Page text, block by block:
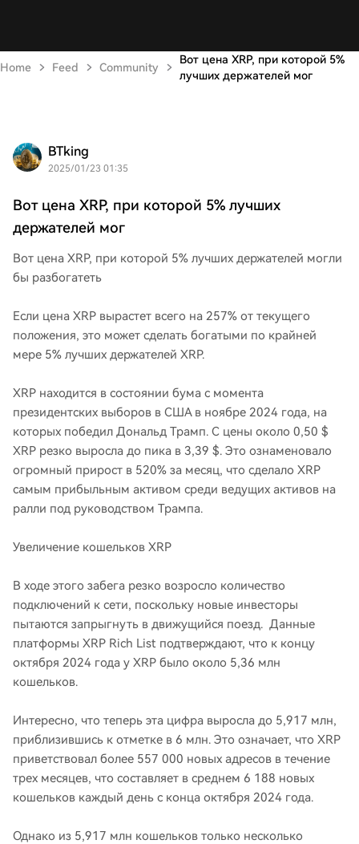
Home Feed Community
Вот цена XRP, при которой 5%
лучших держателей мог
BTking
2025/01/23 01:35
Вот цена XRP, при которой 5% лучших
держателей мог
Вот цена XRP, при которой 5% лучших держателей могли
бы разбогатеть
Если цена XRP вырастет всего на 257% от текущего
положения, это может сделать богатыми по крайней
мере 5% лучших держателей XRP.
XRP находится в состоянии бума с момента
президентских выборов в США в ноябре 2024 года, на
которых победил Дональд Трамп. С цены около 0,50 $
XRP резко выросла до пика в 3,39 $. Это ознаменовало
огромный прирост в 520% ​​за месяц, что сделало XRP
самым прибыльным активом среди ведущих активов на
ралли под руководством Трампа.
Увеличение кошельков XRP
В ходе этого забега резко возросло количество
подключений к сети, поскольку новые инвесторы
пытаются запрыгнуть в движущийся поезд. Данные
платформы XRP Rich List подтверждают, что к концу
октября 2024 года у XRP было около 5,36 млн
кошельков.
Интересно, что теперь эта цифра выросла до 5,917 млн,
приблизившись к отметке в 6 млн. Это означает, что XRP
приветствовал более 557 000 новых адресов в течение
трех месяцев, что составляет в среднем 6 188 новых
кошельков каждый день с конца октября 2024 года.
Однако из 5,917 млн ​​кошельков только несколько